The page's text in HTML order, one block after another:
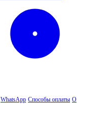
WhatsApp Способы оплаты О